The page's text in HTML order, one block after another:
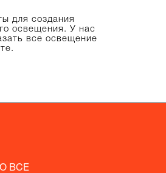
для создания
освещения. У нас
все освещение
ВСЕ
ВСЕ